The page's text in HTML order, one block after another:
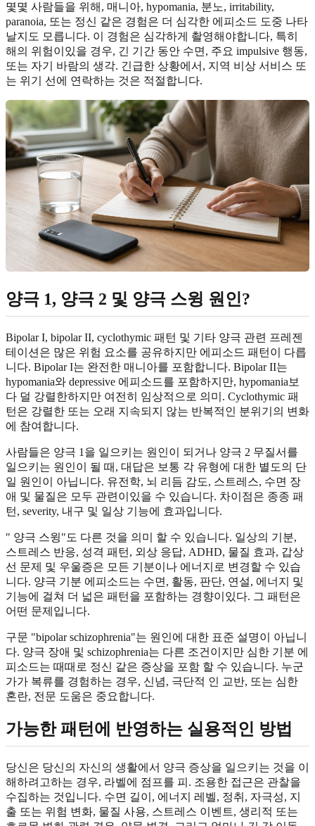
몇몇 사람들을 위해, 매니아, hypomania, 분노, irritability,
paranoia, 또는 정신 같은 경험은 더 심각한 에피소드 도중 나타
날지도 모릅니다. 이 경험은 심각하게 촬영해야합니다, 특히
해의 위험이있을 경우, 긴 기간 동안 수면, 주요 impulsive 행동,
또는 자기 바람의 생각. 긴급한 상황에서, 지역 비상 서비스 또
는 위기 선에 연락하는 것은 적절합니다.
양극 1, 양극 2 및 양극 스윙 원인?
Bipolar I, bipolar II, cyclothymic 패턴 및 기타 양극 관련 프레젠
테이션은 많은 위험 요소를 공유하지만 에피소드 패턴이 다릅
니다. Bipolar I는 완전한 매니아를 포함합니다. Bipolar II는
hypomania와 depressive 에피소드를 포함하지만, hypomania보
다 덜 강렬한하지만 여전히 임상적으로 의미. Cyclothymic 패
턴은 강렬한 또는 오래 지속되지 않는 반복적인 분위기의 변화
에 참여합니다.
사람들은 양극 1을 일으키는 원인이 되거나 양극 2 무질서를
일으키는 원인이 될 때, 대답은 보통 각 유형에 대한 별도의 단
일 원인이 아닙니다. 유전학, 뇌 리듬 감도, 스트레스, 수면 장
애 및 물질은 모두 관련이있을 수 있습니다. 차이점은 종종 패
턴, severity, 내구 및 일상 기능에 효과입니다.
" 양극 스윙"도 다른 것을 의미 할 수 있습니다. 일상의 기분,
스트레스 반응, 성격 패턴, 외상 응답, ADHD, 물질 효과, 갑상
선 문제 및 우울증은 모든 기분이나 에너지로 변경할 수 있습
니다. 양극 기분 에피소드는 수면, 활동, 판단, 연설, 에너지 및
기능에 걸쳐 더 넓은 패턴을 포함하는 경향이있다. 그 패턴은
어떤 문제입니다.
구문 "bipolar schizophrenia"는 원인에 대한 표준 설명이 아닙니
다. 양극 장애 및 schizophrenia는 다른 조건이지만 심한 기분 에
피소드는 때때로 정신 같은 증상을 포함 할 수 있습니다. 누군
가가 복류를 경험하는 경우, 신념, 극단적 인 교반, 또는 심한
혼란, 전문 도움은 중요합니다.
가능한 패턴에 반영하는 실용적인 방법
당신은 당신의 자신의 생활에서 양극 증상을 일으키는 것을 이
해하려고하는 경우, 라벨에 점프를 피. 조용한 접근은 관찰을
수집하는 것입니다. 수면 길이, 에너지 레벨, 정취, 자극성, 지
출 또는 위험 변화, 물질 사용, 스트레스 이벤트, 생리적 또는